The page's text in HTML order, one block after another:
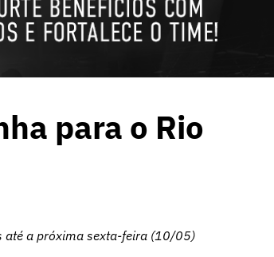
para o Rio
até a próxima sexta-feira (10/05)